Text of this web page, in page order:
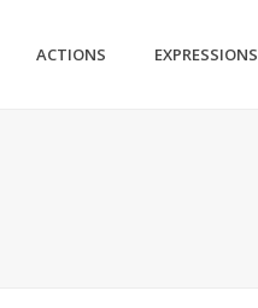
EXPRESSIONS
ACTIONS